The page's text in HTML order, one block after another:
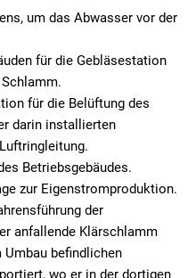
um das Abwasser vor der
für die Gebläsestation
für die Belüftung des
darin installierten
Betriebsgebäudes.
zur Eigenstromproduktion.
der
anfallende Klärschlamm
befindlichen
wo er in der dortigen